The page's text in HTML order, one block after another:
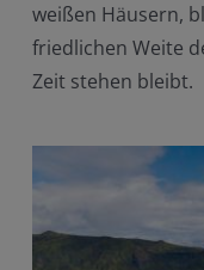
weißen Häusern,
friedlichen Weite
Zeit stehen bleibt.